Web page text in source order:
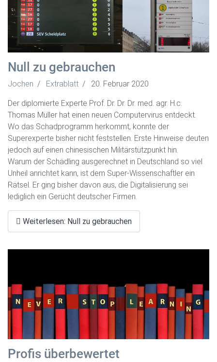
Null zu gebrauchen
Jochen Extrablatt 20. Februar 2020
Der diplomierte Experte Prof. Dr. Dr. Dr. med. agr. H.c.
Thomas Müller hat einen neuen Computervirus entdeckt.
Wo das Schadprogramm herkommt, konnte der
Superexperte bisher nicht feststellen. Erste Hinweise deuten
jedoch auf einen chinesischen Militärstützpunkt hin.
Warum der Schädling ausgerechnet in Deutschland so viel
Unheil anrichtet kann, ist dem Super-Wissenschaftler ein
Rätsel. Er ging bisher davon aus, die Digitalisierung sei
lediglich ein Gerücht deutscher Firmen.
Weiterlesen: Null zu gebrauchen
Profis überbewertet